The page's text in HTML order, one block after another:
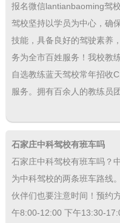
报名微信lantianbaoming驾
驾校坚持以学员为中心，确
技能，具备良好的驾驶素养
务为全市百姓服务！我校教
自选教练蓝天驾校常年招收
服务。拥有百余人的教练员团
石家庄中科驾校有班车吗
石家庄中科驾校有班车吗？
为中科驾校的两条班车路线
伙伴们也要注意时间！预约
午8:00-12:00 下午13:30-